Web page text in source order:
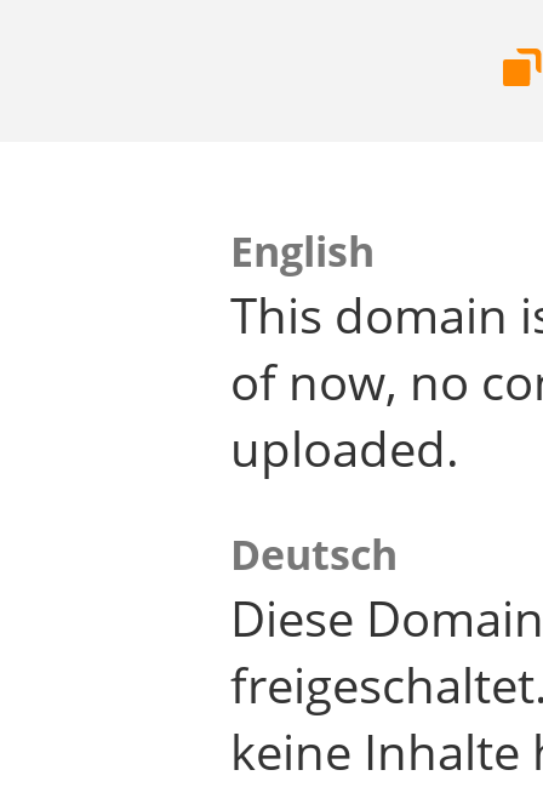
English
This domain
of now, no
uploaded.
Deutsch
Diese
keine Inhalte